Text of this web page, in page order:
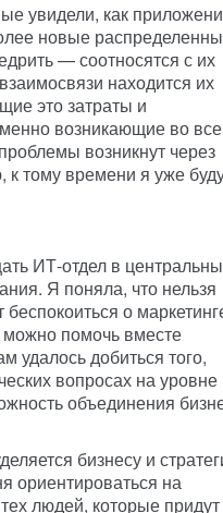
увидели, как
новые
— соотносятся с их
находится их
это затраты и
возникающие во
возникнут через
к тому времени я уже
ИТ-отдел в
Я поняла, что нельзя
беспокоиться о
можно помочь вместе
удалось добиться того,
вопросах на уровне
объединения
бизнесу и
ориентироваться на
людей, которые